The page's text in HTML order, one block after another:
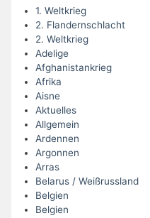
1. Weltkrieg
2. Flandernschlacht
2. Weltkrieg
Adelige
Afghanistankrieg
Afrika
Aisne
Aktuelles
Allgemein
Ardennen
Argonnen
Arras
Belarus / Weißrussland
Belgien
Belgien